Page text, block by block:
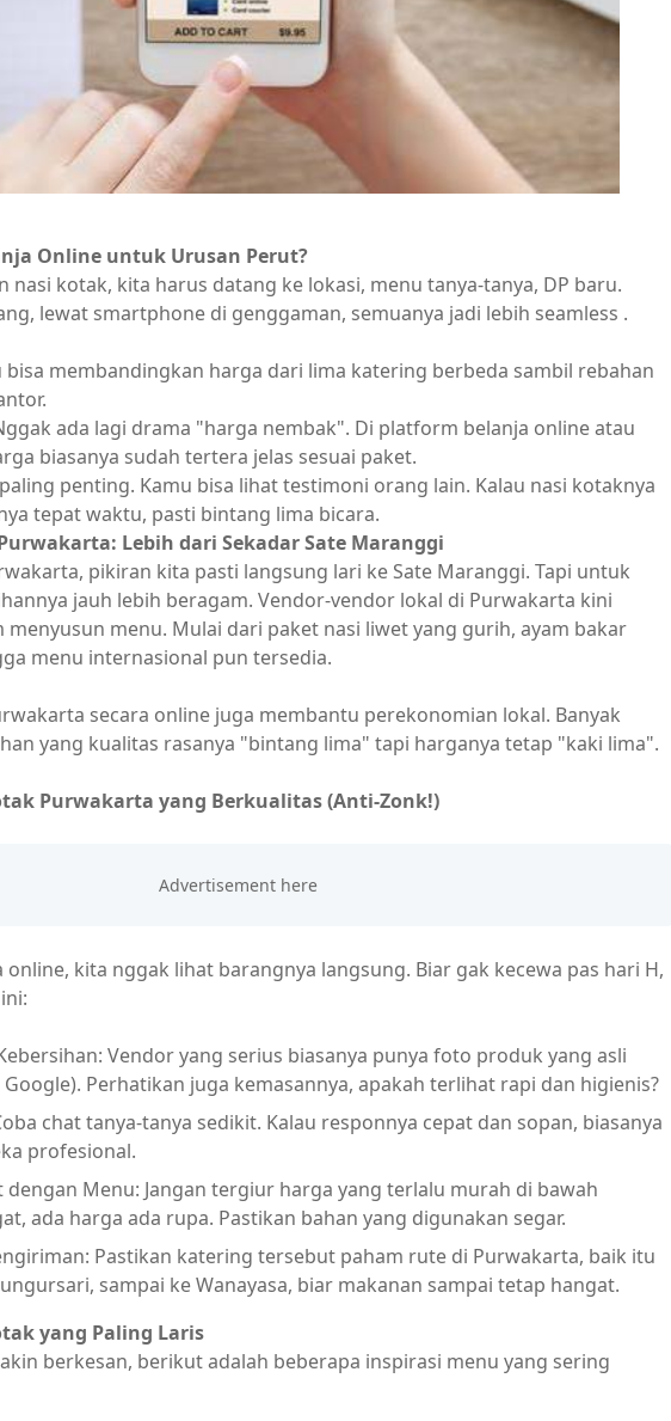
Online untuk Urusan Perut?
nasi kotak, kita harus datang ke lokasi, menu tanya-tanya, DP baru.
lewat smartphone di genggaman, semuanya jadi lebih seamless .
bisa membandingkan harga dari lima katering berbeda sambil rebahan
ada lagi drama "harga nembak". Di platform belanja online atau
biasanya sudah tertera jelas sesuai paket.
penting. Kamu bisa lihat testimoni orang lain. Kalau nasi kotaknya
tepat waktu, pasti bintang lima bicara.
Lebih dari Sekadar Sate Maranggi
pikiran kita pasti langsung lari ke Sate Maranggi. Tapi untuk
jauh lebih beragam. Vendor-vendor lokal di Purwakarta kini
menyusun menu. Mulai dari paket nasi liwet yang gurih, ayam bakar
menu internasional pun tersedia.
secara online juga membantu perekonomian lokal. Banyak
yang kualitas rasanya "bintang lima" tapi harganya tetap "kaki lima".
Purwakarta yang Berkualitas (Anti-Zonk!)
online, kita nggak lihat barangnya langsung. Biar gak kecewa pas hari H,
Vendor yang serius biasanya punya foto produk yang asli
Perhatikan juga kemasannya, apakah terlihat rapi dan higienis?
chat tanya-tanya sedikit. Kalau responnya cepat dan sopan, biasanya
profesional.
dengan Menu: Jangan tergiur harga yang terlalu murah di bawah
ada harga ada rupa. Pastikan bahan yang digunakan segar.
Pastikan katering tersebut paham rute di Purwakarta, baik itu
sampai ke Wanayasa, biar makanan sampai tetap hangat.
yang Paling Laris
berkesan, berikut adalah beberapa inspirasi menu yang sering